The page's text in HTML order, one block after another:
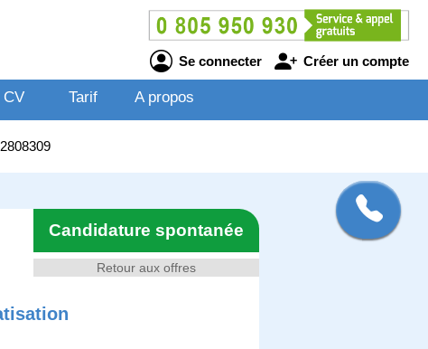
Se connecter Créer un compte
CV Tarif A propos
Retour aux offres
Candidature spontanée